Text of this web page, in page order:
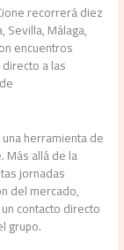
recorrerá diez
Málaga,
encuentros
a las
herramienta de
Más allá de la
jornadas
del mercado,
contacto directo
grupo.